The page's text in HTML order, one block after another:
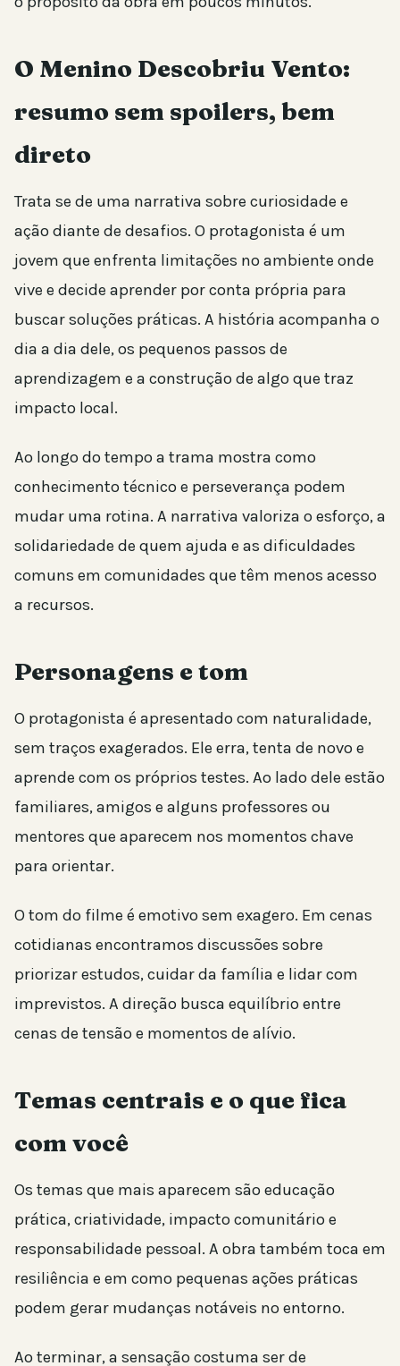
O Menino Descobriu Vento:
resumo sem spoilers, bem
direto
Trata se de uma narrativa sobre curiosidade e
ação diante de desafios. O protagonista é um
jovem que enfrenta limitações no ambiente onde
vive e decide aprender por conta própria para
buscar soluções práticas. A história acompanha o
dia a dia dele, os pequenos passos de
aprendizagem e a construção de algo que traz
impacto local.
Ao longo do tempo a trama mostra como
conhecimento técnico e perseverança podem
mudar uma rotina. A narrativa valoriza o esforço, a
solidariedade de quem ajuda e as dificuldades
comuns em comunidades que têm menos acesso
a recursos.
Personagens e tom
O protagonista é apresentado com naturalidade,
sem traços exagerados. Ele erra, tenta de novo e
aprende com os próprios testes. Ao lado dele estão
familiares, amigos e alguns professores ou
mentores que aparecem nos momentos chave
para orientar.
O tom do filme é emotivo sem exagero. Em cenas
cotidianas encontramos discussões sobre
priorizar estudos, cuidar da família e lidar com
imprevistos. A direção busca equilíbrio entre
cenas de tensão e momentos de alívio.
Temas centrais e o que fica
com você
Os temas que mais aparecem são educação
prática, criatividade, impacto comunitário e
responsabilidade pessoal. A obra também toca em
resiliência e em como pequenas ações práticas
podem gerar mudanças notáveis no entorno.
Ao terminar, a sensação costuma ser de